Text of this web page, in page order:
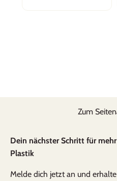
Zum
Dein nächster Schritt für
Plastik
Melde dich jetzt an und erhalte